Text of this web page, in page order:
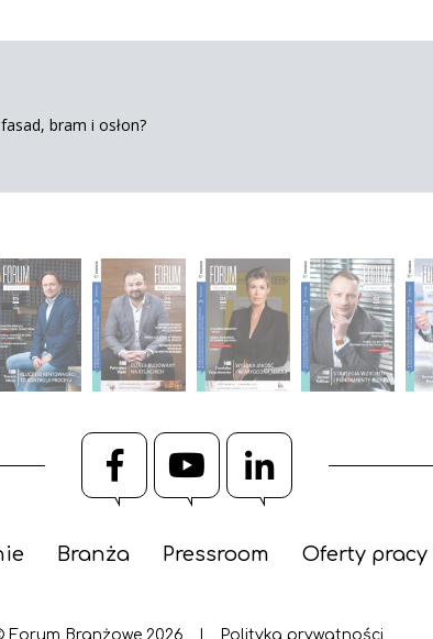
bram i osłon?
FacebookYouTube
LinkedIn
Branża Pressroom Oferty pracy
Forum Branżowe 2026 Polityka prywatności